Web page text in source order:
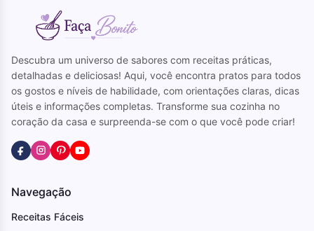
Descubra um universo de sabores com receitas práticas,
detalhadas e deliciosas! Aqui, você encontra pratos para todos
os gostos e níveis de habilidade, com orientações claras, dicas
úteis e informações completas. Transforme sua cozinha no
coração da casa e surpreenda-se com o que você pode criar!
Navegação
Receitas Fáceis